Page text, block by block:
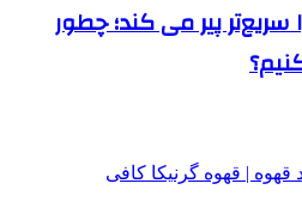
پیر می کند؛ چطور
قهوه | قهوه گرنیکا کافی